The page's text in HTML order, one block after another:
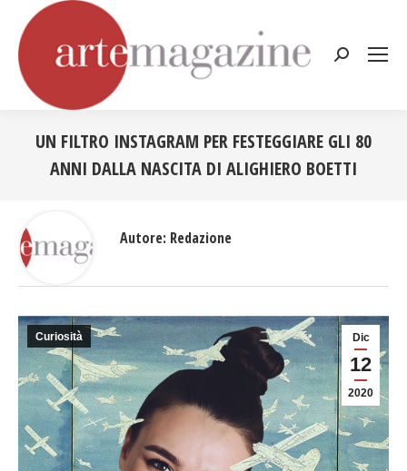
Cerca:
UN FILTRO INSTAGRAM PER FESTEGGIARE GLI 80
ANNI DALLA NASCITA DI ALIGHIERO BOETTI
Dic
12
2020
Curiosità
Autore: Redazione